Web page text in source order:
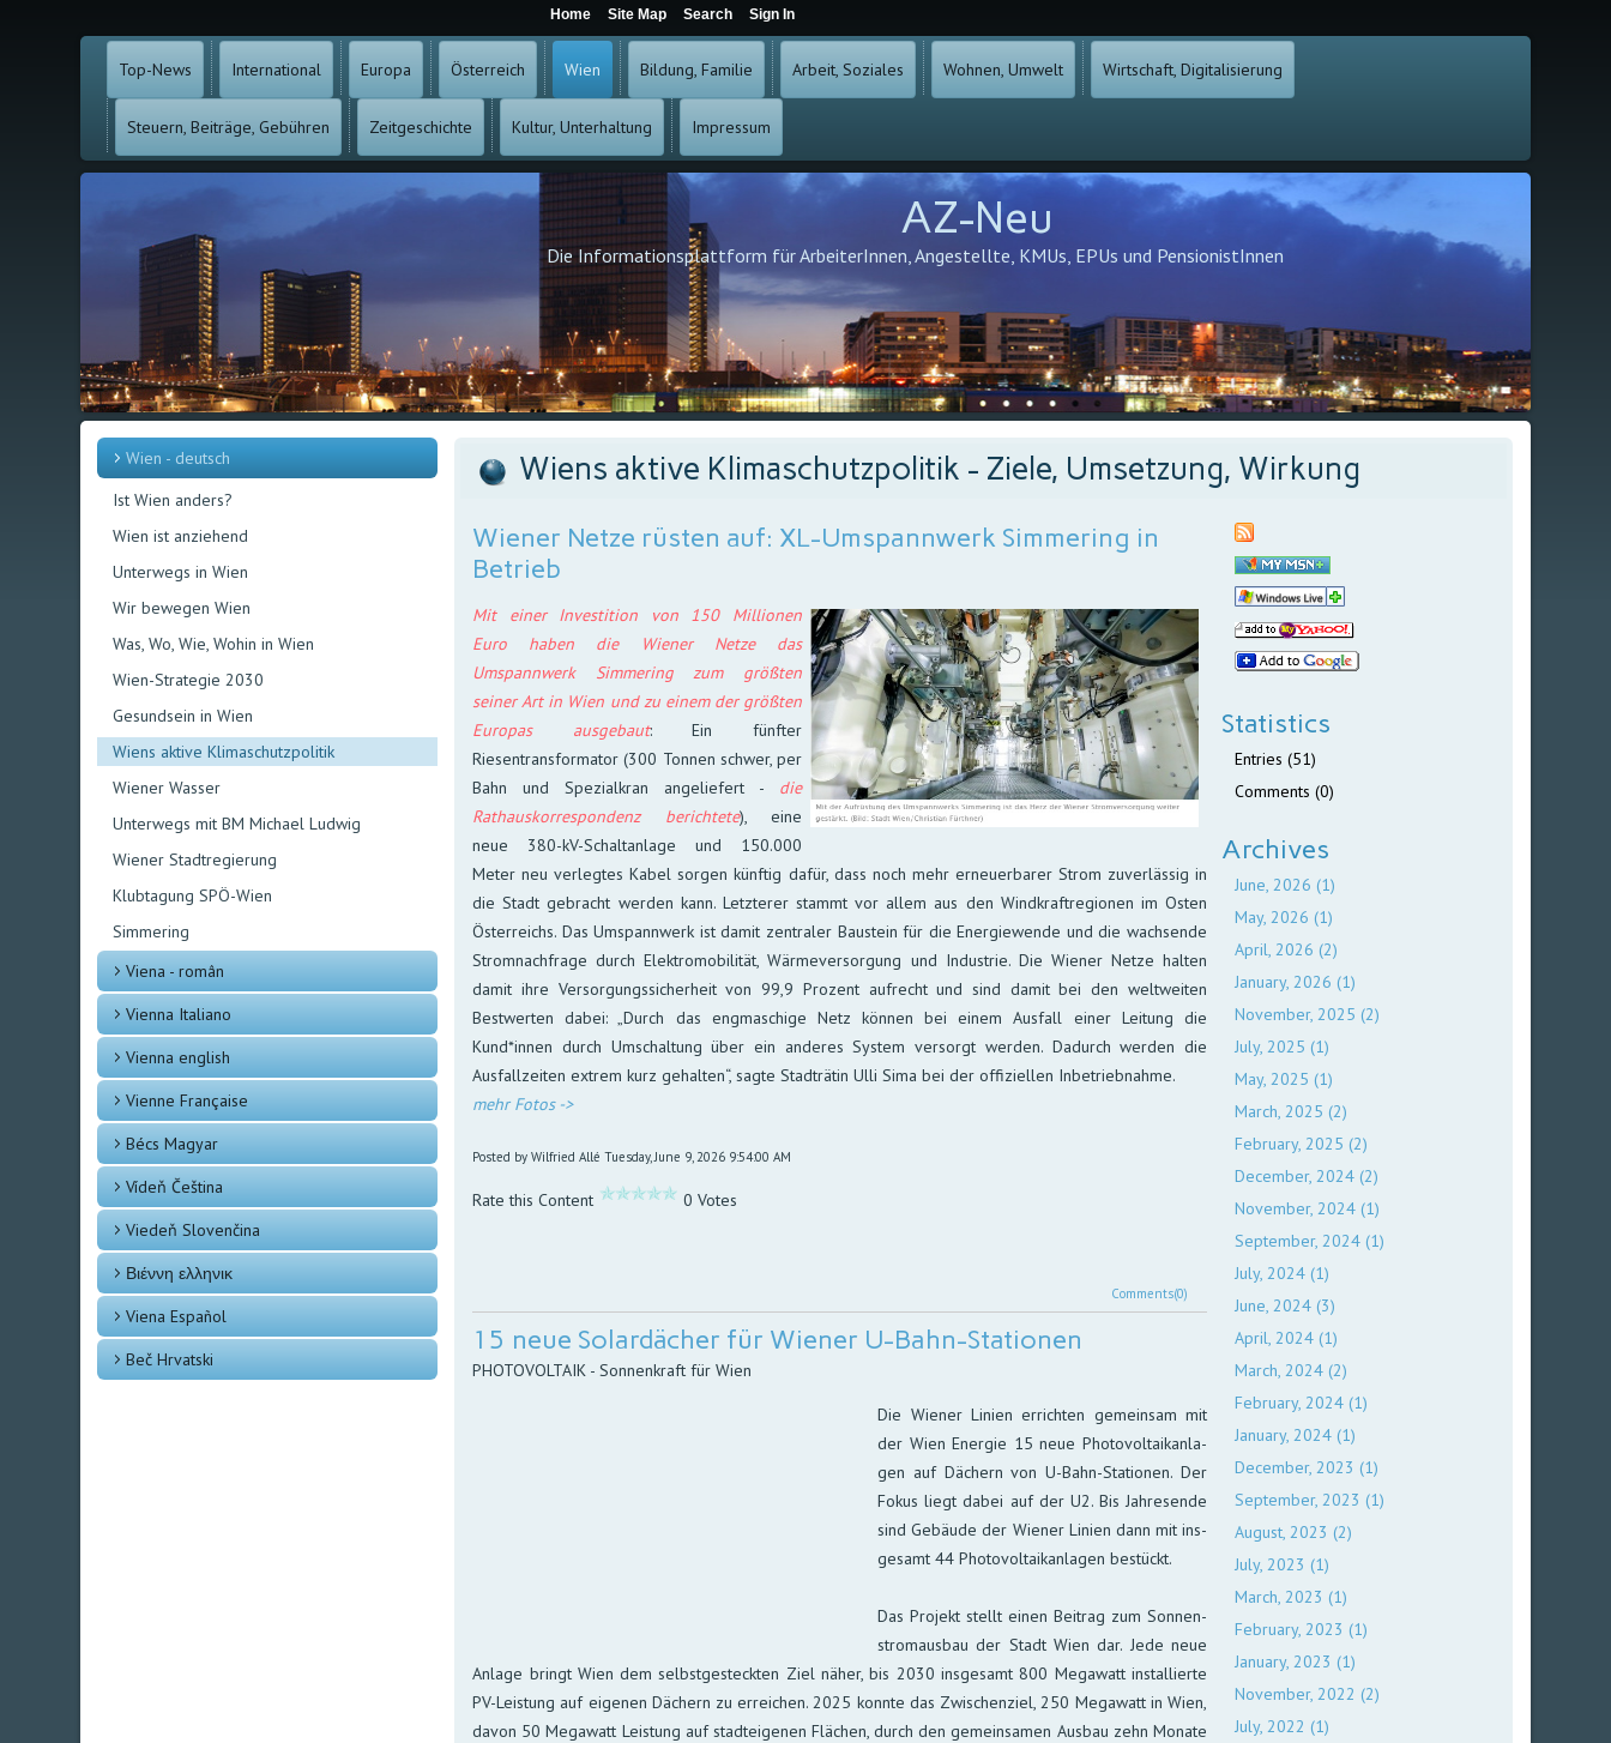
Top-News International Europa Österreich Wien Bildung, Familie Arbeit, Soziales Wohnen, Umwelt Wirtschaft, Digitalisierung
Steuern, Beiträge, Gebühren Zeitgeschichte Kultur, Unterhaltung Impressum
AZ-Neu
Die Informationsplattform für ArbeiterInnen, Angestellte, KMUs, EPUs und PensionistInnen
Wien - deutsch
Ist Wien anders?
Wien ist anziehend
Unterwegs in Wien
Wir bewegen Wien
Was, Wo, Wie, Wohin in Wien
Wien-Strategie 2030
Gesundsein in Wien
Wiens aktive Klimaschutzpolitik
Wiener Wasser
Unterwegs mit BM Michael Ludwig
Wiener Stadtregierung
Klubtagung SPÖ-Wien
Simmering
Viena - român
Vienna Italiano
Vienna english
Vienne Française
Bécs Magyar
Vídeň Čeština
Viedeň Slovenčina
Βιέννη ελληνικ
Viena Español
Beč Hrvatski
Wiens aktive Klimaschutzpolitik - Ziele, Umsetzung, Wirkung
Wiener Netze rüsten auf: XL-Umspannwerk Simmering in
Betrieb
Mit einer Investition von 150 Millionen
Euro haben die Wiener Netze das
Umspannwerk Simmering zum größten
seiner Art in Wien und zu einem der größten
Europas ausgebaut: Ein fünfter
Riesentransformator (300 Tonnen schwer, per
Bahn und Spezialkran angeliefert - die
Rathauskorrespondenz berichtete), eine
neue 380-kV-Schaltanlage und 150.000
Meter neu verlegtes Kabel sorgen künftig dafür, dass noch mehr erneuerbarer Strom zuverlässig in
die Stadt gebracht werden kann. Letzterer stammt vor allem aus den Windkraftregionen im Osten
Österreichs. Das Umspannwerk ist damit zentraler Baustein für die Energiewende und die wachsende
Stromnachfrage durch Elektromobilität, Wärmeversorgung und Industrie. Die Wiener Netze halten
damit ihre Versorgungssicherheit von 99,9 Prozent aufrecht und sind damit bei den weltweiten
Bestwerten dabei: „Durch das engmaschige Netz können bei einem Ausfall einer Leitung die
Kund*innen durch Umschaltung über ein anderes System versorgt werden. Dadurch werden die
Ausfallzeiten extrem kurz gehalten“, sagte Stadträtin Ulli Sima bei der offiziellen Inbetriebnahme.
mehr Fotos ->
Posted by Wilfried Allé Tuesday, June 9, 2026 9:54:00 AM
Rate this Content 0 Votes
Comments(0)
15 neue Solardächer für Wiener U-Bahn-Stationen
PHOTOVOLTAIK - Sonnenkraft für Wien
Die Wiener Linien errich­ten ge­mein­sam mit
der Wien Ener­gie 15 neue Pho­to­vol­taik­an­la­
gen auf Dä­chern von U-Bahn-Sta­tio­nen. Der
Fo­kus liegt da­bei auf der U2. Bis Jahres­ende
sind Ge­bäu­de der Wie­ner Li­nien dann mit ins­
ge­samt 44 Photo­vol­taik­an­la­gen bestückt.
Das Projekt stellt einen Bei­trag zum Son­nen­
strom­aus­bau der Stadt Wien dar. Je­de neue
An­lage bringt Wien dem selbst­ge­steck­ten Ziel nä­her, bis 2030 ins­ge­samt 800 Mega­watt in­stal­lier­te
PV-Leis­tung auf ei­ge­nen Dä­chern zu er­rei­chen. 2025 konnte das Zwi­schen­ziel, 250 Mega­watt in Wien,
da­von 50 Mega­watt Leis­tung auf stadt­ei­ge­nen Flä­chen, durch den ge­mein­sa­men Aus­bau zehn Mo­nate
Statistics
Entries (51)
Comments (0)
Archives
June, 2026 (1)
May, 2026 (1)
April, 2026 (2)
January, 2026 (1)
November, 2025 (2)
July, 2025 (1)
May, 2025 (1)
March, 2025 (2)
February, 2025 (2)
December, 2024 (2)
November, 2024 (1)
September, 2024 (1)
July, 2024 (1)
June, 2024 (3)
April, 2024 (1)
March, 2024 (2)
February, 2024 (1)
January, 2024 (1)
December, 2023 (1)
September, 2023 (1)
August, 2023 (2)
July, 2023 (1)
March, 2023 (1)
February, 2023 (1)
January, 2023 (1)
November, 2022 (2)
July, 2022 (1)
Home Site Map Search Sign In